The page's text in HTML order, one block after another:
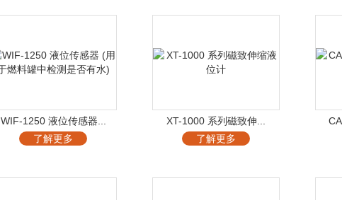
WIF-1250 液位传感器...
了解更多
XT-1000 系列磁致伸...
了解更多